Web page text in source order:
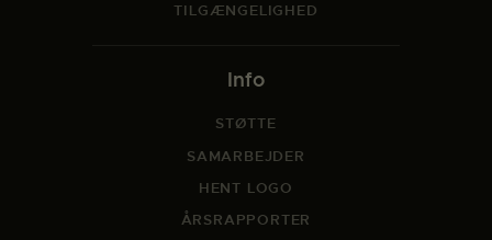
TILGÆNGELIGHED
Info
STØTTE
SAMARBEJDER
HENT LOGO
ÅRSRAPPORTER